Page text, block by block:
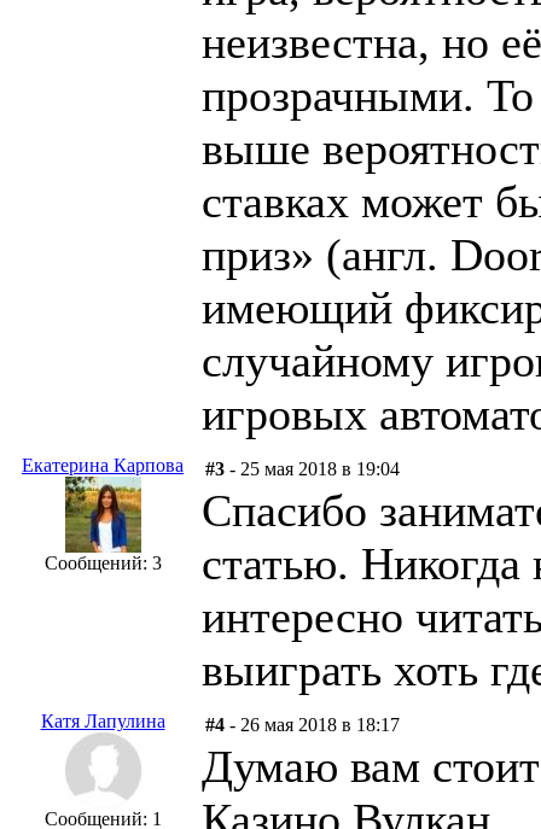
неизвестна, но
прозрачными.
выше
ставках может
приз» (англ.
имеющий
случайному
игровых
Екатерина Карпова
Сообщений: 3
#3 - 25 мая 2018 в 19:04
Спасибо
статью. Никогда
интересно
выиграть хоть
Катя Лапулина
Сообщений: 1
#4 - 26 мая 2018 в 18:17
Думаю вам